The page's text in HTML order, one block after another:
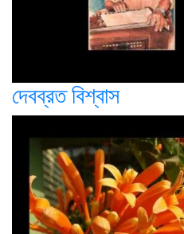
দেবব্রত বিশ্বাস